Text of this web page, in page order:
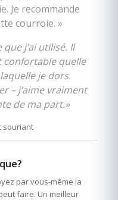
Je recommande
courroie. »
que j’ai utilisé. Il
confortable quelle
je dors.
– j’aime vraiment
de ma part.»
par vous-même la
faire. Un meilleur